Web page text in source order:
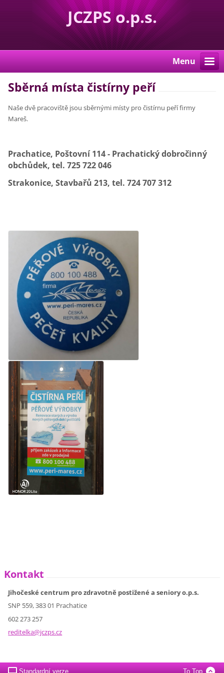
JCZPS o.p.s.
Menu
Sběrná místa čistírny peří
Naše dvě pracoviště jsou sběrnými místy pro čistírnu peří firmy
Mareš.
Prachatice, Poštovní 114 - Prachatický dobročinný
obchůdek, tel. 725 722 046
Strakonice, Stavbařů 213, tel. 724 707 312
Kontakt
Jihočeské centrum pro zdravotně postižené a seniory o.p.s.
SNP 559, 383 01 Prachatice
602 273 257
reditelka@jczps.cz
Standardní verze To Top